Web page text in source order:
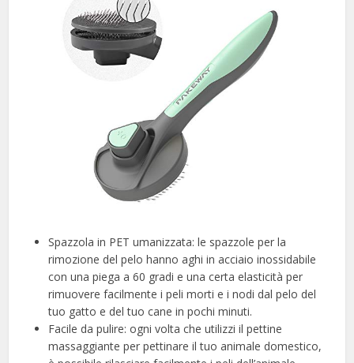
Spazzola in PET umanizzata: le spazzole per la
rimozione del pelo hanno aghi in acciaio inossidabile
con una piega a 60 gradi e una certa elasticità per
rimuovere facilmente i peli morti e i nodi dal pelo del
tuo gatto e del tuo cane in pochi minuti.
Facile da pulire: ogni volta che utilizzi il pettine
massaggiante per pettinare il tuo animale domestico,